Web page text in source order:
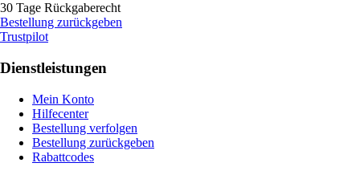
30 Tage Rückgaberecht
Bestellung zurückgeben
Trustpilot
Dienstleistungen
Mein Konto
Hilfecenter
Bestellung verfolgen
Bestellung zurückgeben
Rabattcodes